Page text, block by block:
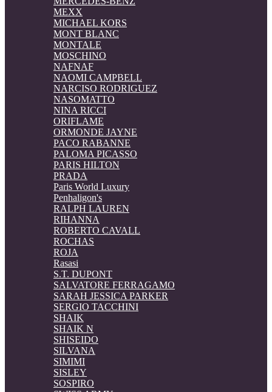
MEXX
MICHAEL KORS
MONT BLANC
MONTALE
MOSCHINO
NAFNAF
NAOMI CAMPBELL
NARCISO RODRIGUEZ
NASOMATTO
NINA RICCI
ORIFLAME
ORMONDE JAYNE
PACO RABANNE
PALOMA PICASSO
PARIS HILTON
PRADA
Paris World Luxury
Penhaligon's
RALPH LAUREN
RIHANNA
ROBERTO CAVALL
ROCHAS
ROJA
Rasasi
S.T. DUPONT
SALVATORE FERRAGAMO
SARAH JESSICA PARKER
SERGIO TACCHINI
SHAIK
SHAIK N
SHISEIDO
SILVANA
SIMIMI
SISLEY
SOSPIRO